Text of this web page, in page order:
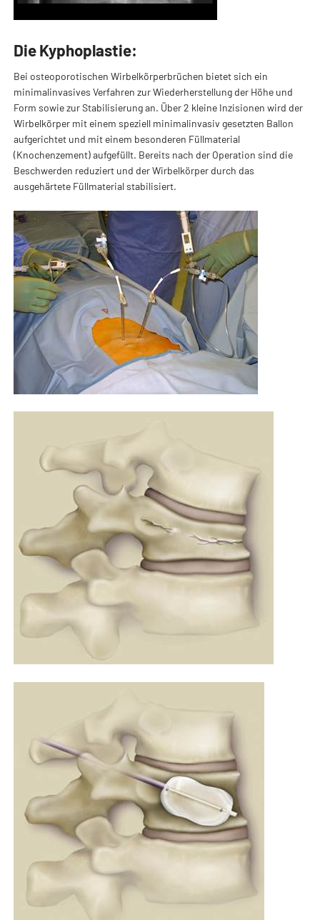
Die Kyphoplastie:
Bei osteoporotischen Wirbelkörperbrüchen bietet sich ein
minimalinvasives Verfahren zur Wiederherstellung der Höhe und
Form sowie zur Stabilisierung an. Über 2 kleine Inzisionen wird der
Wirbelkörper mit einem speziell minimalinvasiv gesetzten Ballon
aufgerichtet und mit einem besonderen Füllmaterial
(Knochenzement) aufgefüllt. Bereits nach der Operation sind die
Beschwerden reduziert und der Wirbelkörper durch das
ausgehärtete Füllmaterial stabilisiert.